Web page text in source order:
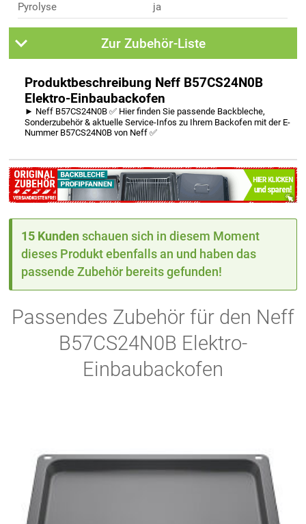
Pyrolyse
ja
Zur Zubehör-Liste
Produktbeschreibung Neff B57CS24N0B
Elektro-Einbaubackofen
► Neff B57CS24N0B ✅ Hier finden Sie passende Backbleche,
Sonderzubehör & aktuelle Service-Infos zu Ihrem Backofen mit der E-
Nummer B57CS24N0B von Neff ✅
15 Kunden schauen sich in diesem Moment
dieses Produkt ebenfalls an und haben das
passende Zubehör bereits gefunden!
Passendes Zubehör für den Neff
B57CS24N0B Elektro-
Einbaubackofen